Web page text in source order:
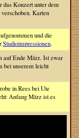
das Konzert unter dem
Karten
und die
Studioimpressionen.
auf Ende März. Ist zwar
bei unserem leicht
in Rees bei Ute
Anfang März ist es